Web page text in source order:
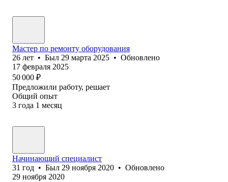
Мастер по ремонту оборудования
26 лет • Был 29 марта 2025 • Обновлено
17 февраля 2025
50 000 ₽
Предложили работу, решает
Общий опыт
3 года 1 месяц
Начинающий специалист
31 год • Был 29 ноября 2020 • Обновлено
29 ноября 2020